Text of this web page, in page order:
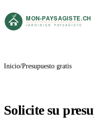
Inicio Presupuesto gratis
Solicite su